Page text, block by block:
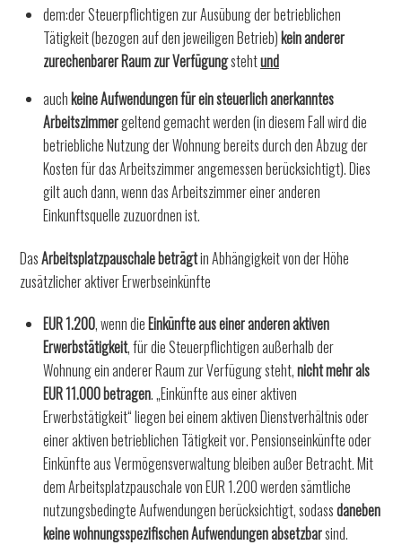
dem:der Steuerpflichtigen zur Ausübung der betrieblichen
Tätigkeit (bezogen auf den jeweiligen Betrieb)kein anderer
zurechenbarer Raum zur Verfügungstehtund
auchkeine Aufwendungen für ein steuerlich anerkanntes
Arbeitszimmergeltend gemacht werden (in diesem Fall wird die
betriebliche Nutzung der Wohnung bereits durch den Abzug der
Kosten für das Arbeitszimmer angemessen berücksichtigt). Dies
gilt auch dann, wenn das Arbeitszimmer einer anderen
Einkunftsquelle zuzuordnen ist.
DasArbeitsplatzpauschale beträgtin Abhängigkeit von der Höhe
zusätzlicher aktiver Erwerbseinkünfte
EUR 1.200, wenn dieEinkünfte aus einer anderen aktiven
Erwerbstätigkeit, für die Steuerpflichtigen außerhalb der
Wohnung ein anderer Raum zur Verfügung steht,nicht mehr als
EUR 11.000 betragen. „Einkünfte aus einer aktiven
Erwerbstätigkeit“ liegen bei einem aktiven Dienstverhältnis oder
einer aktiven betrieblichen Tätigkeit vor. Pensionseinkünfte oder
Einkünfte aus Vermögensverwaltung bleiben außer Betracht. Mit
dem Arbeitsplatzpauschale von EUR 1.200 werden sämtliche
nutzungsbedingte Aufwendungen berücksichtigt, sodassdaneben
keine wohnungsspezifischen Aufwendungen absetzbarsind.